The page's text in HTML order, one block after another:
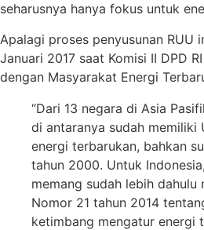
seharusnya hanya fokus untuk
Apalagi proses penyusunan RUU
Januari 2017 saat Komisi II DPD
dengan Masyarakat Energi
“Dari 13 negara di Asia
di antaranya sudah memiliki
energi terbarukan, bahkan
tahun 2000. Untuk
memang sudah lebih dahulu
Nomor 21 tahun 2014
ketimbang mengatur energi